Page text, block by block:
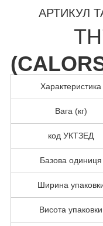
АРТИКУЛ
(
Характеристика
Вага (кг)
код УКТЗЕД
Базова одиниця
Ширина
Висота упаковки